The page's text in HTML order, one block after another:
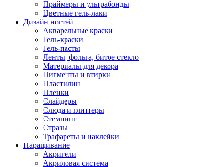
Праймеры и ультрабонды
Цветные гель-лаки
Дизайн ногтей
Акварельные краски
Гель-краски
Гель-пасты
Ленты, фольга, битое стекло
Материалы для декора
Пигменты и втирки
Пластилин
Пленки
Слайдеры
Слюда и глиттеры
Стемпинг
Стразы
Трафареты и наклейки
Наращивание
Акригели
Акриловая система